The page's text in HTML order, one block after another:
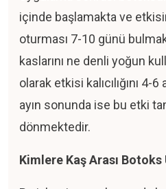
içinde başlamakta ve
oturması 7-10 günü
kaslarını ne denli yoğun
olarak etkisi kalıcılığını 4-
ayın sonunda ise bu etki
dönmektedir.
Kimlere Kaş Arası